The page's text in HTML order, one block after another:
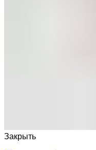
Закрыть